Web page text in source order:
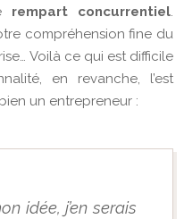
rempart concurrentiel.
compréhension fine du
Voilà ce qui est difficile
en revanche, l’est
un entrepreneur :
idée, j’en serais